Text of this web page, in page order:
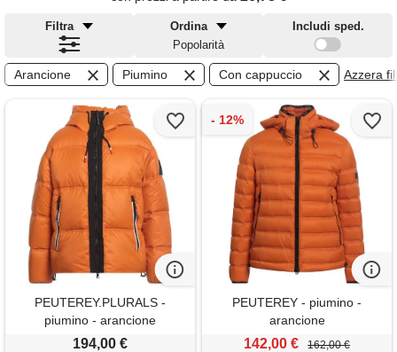
Filtra
Ordina
Popolarità
Includi sped.
Arancione Piumino Con cappuccio Azzera
PEUTEREY.PLURALS -
piumino - arancione
194,00 €
PEUTEREY - piumino -
arancione
142,00 € 162,00 €